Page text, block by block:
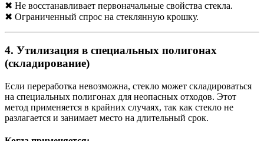
✖ Не восстанавливает первоначальные свойства стекла.
✖ Ограниченный спрос на стеклянную крошку.
4. Утилизация в специальных полигонах
(складирование)
Если переработка невозможна, стекло может складироваться
на специальных полигонах для неопасных отходов. Этот
метод применяется в крайних случаях, так как стекло не
разлагается и занимает место на длительный срок.